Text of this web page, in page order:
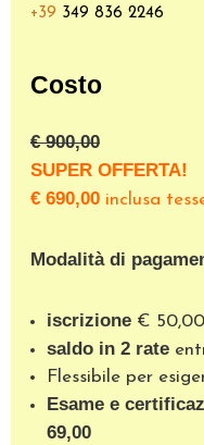
+39 349 836 2246
Costo
€ 900,00
SUPER OFFERTA!
€ 690,00 inclusa
Modalità di
iscrizione € 50,00
saldo in 2 rate
Flessibile per
Esame e
69,00